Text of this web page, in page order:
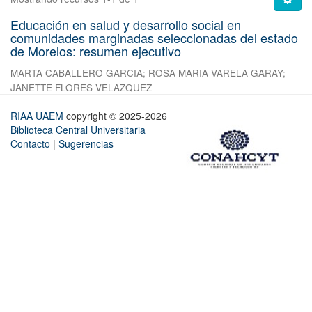
Educación en salud y desarrollo social en
comunidades marginadas seleccionadas del estado
de Morelos: resumen ejecutivo
MARTA CABALLERO GARCIA; ROSA MARIA VARELA GARAY;
JANETTE FLORES VELAZQUEZ
RIAA UAEM copyright © 2025-2026
Biblioteca Central Universitaria
Contacto | Sugerencias